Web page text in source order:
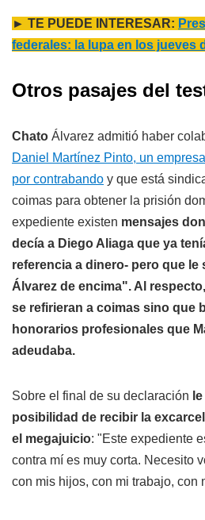
► TE PUEDE INTERESAR:
federales: la lupa en los jueves
Otros pasajes del
Chato Álvarez admitió haber
Daniel Martínez Pinto, un
por contrabando y que está
coimas para obtener la prisión
expediente existen mensajes
decía a Diego Aliaga que ya
referencia a dinero- pero que le
Álvarez de encima". Al
se refirieran a coimas sino que
honorarios profesionales que
adeudaba.
Sobre el final de su declaración
posibilidad de recibir la
el megajuicio: "Este expediente
contra mí es muy corta. Necesito
con mis hijos, con mi trabajo, con